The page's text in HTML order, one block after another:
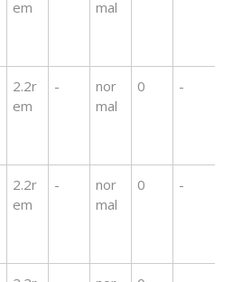
em
mal
2.2r
em
-
nor
mal
0 -
2.2r
em
-
nor
mal
0 -